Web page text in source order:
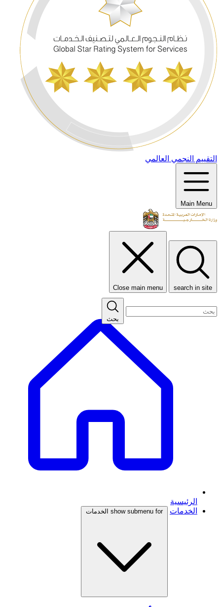
التقييم النجمي العالمي
Main Menu
search in site
Close main menu
بحث
الرئيسية
الخدمات
show submenu for الخدمات